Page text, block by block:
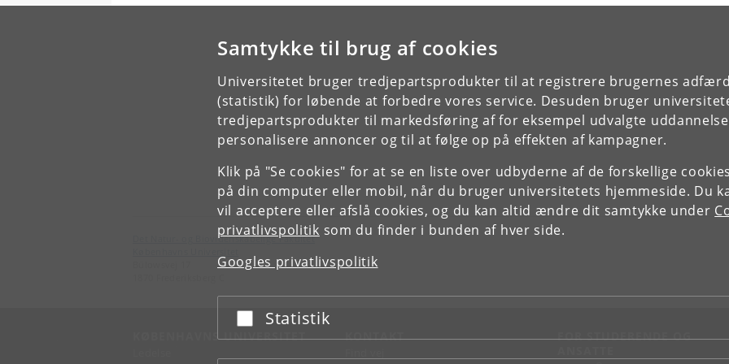
Samtykke til brug af cookies
Universitetet bruger tredjepartsprodukter til at registrere brugernes
(statistik) for løbende at forbedre vores service. Desuden bruger
tredjepartsprodukter til markedsføring af for eksempel udvalgte
personalisere annoncer og til at følge op på effekten af kampagner.
Klik på "Se cookies" for at se en liste over udbyderne af de forskellige
på din computer eller mobil, når du bruger universitetets hjemmeside. Du
vil acceptere eller afslå cookies, og du kan altid ændre dit samtykke under
privatlivspolitik som du finder i bunden af hver side.
Googles privatlivspolitik
Acceptér eller afslå
Statistik
om strenge straffe ved den såkaldte Almanakreform i 1685, der lugede ud i
uvidenskabelige påstande og fordomme. Det skete sandsynligvis under
indflydelse af daværende bestyrer på observatoriet i Rundetårn, den
berømte astronom Ole Rømer.
Nutidens Almanak er langt fra fortidens spådomme. Kalendariet og alle
astronomiske data er udregnet på Niels Bohr Institutet. Artiklerne er
primært skrevet af forskere på Københavns Universitet. Og det faste
tilbagevendende indhold opdateres hvert år af eksperter på hver deres
område.
Almanakken har gennem tiden haft en stor og trofast læserskare. De er
med til, at Almanakken mange år ud i fremtiden fortsat er på
boghandlernes hylder.
Det Natur- og Biovidenskabelige Fakultet
KØBENHAVNS UNIVERSITET KONTAKT
FOR STUDERENDE OG